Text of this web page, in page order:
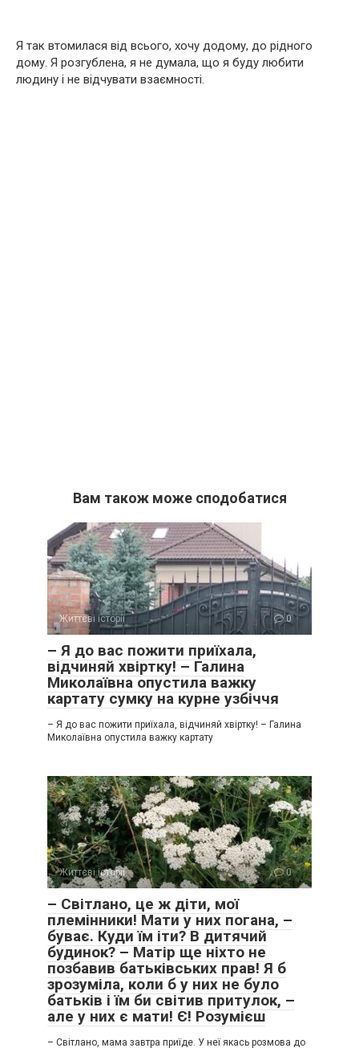
Я так втомилася від всього, хочу додому, до рідного
дому. Я розгублена, я не думала, що я буду любити
людину і не відчувати взаємності.
Вам також може сподобатися
Життєві історії 0
– Я до вас пожити приїхала,
відчиняй хвіртку! – Галина
Миколаївна опустила важку
картату сумку на курне узбіччя
– Я до вас пожити приїхала, відчиняй хвіртку! – Галина
Миколаївна опустила важку картату
Життєві історії 0
– Світлано, це ж діти, мої
племінники! Мати у них погана, –
буває. Куди їм іти? В дитячий
будинок? – Матір ще ніхто не
позбавив батьківських прав! Я б
зрозуміла, коли б у них не було
батьків і їм би світив притулок, –
але у них є мати! Є! Розумієш
– Світлано, мама завтра приїде. У неї якась розмова до